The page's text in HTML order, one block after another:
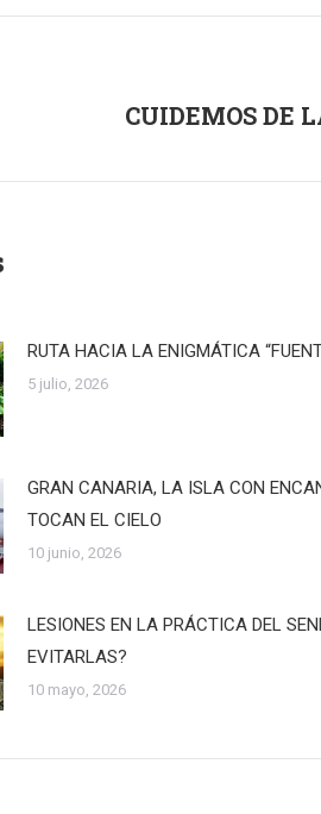
CUIDEMOS DE
RUTA HACIA LA ENIGMÁTICA
5 julio, 2026
GRAN CANARIA, LA ISLA CON
TOCAN EL CIELO
10 junio, 2026
LESIONES EN LA PRÁCTICA DEL
EVITARLAS?
10 mayo, 2026